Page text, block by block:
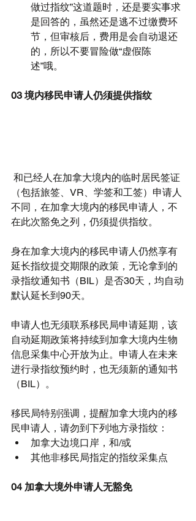
做过指纹”这道题时，还是要实事求
是回答的，虽然还是逃不过缴费环
节，但审核后，费用是会自动退还
的，所以不要冒险做“虚假陈
述”哦。
03 境内移民申请人仍须提供指纹
（包括旅签、VR、学签和工签）申请人
不同，在加拿大境内的移民申请人，不
在此次豁免之列，仍须提供指纹。
身在加拿大境内的移民申请人仍然享有
延长指纹提交期限的政策，无论拿到的
录指纹通知书（BIL）是否30天，均自动
默认延长到90天。
申请人也无须联系移民局申请延期，该
自动延期政策将持续到加拿大境内生物
信息采集中心开放为止。申请人在未来
进行录指纹预约时，也无须新的通知书
（BIL）。
移民局特别强调，提醒加拿大境内的移
民申请人，请勿到下列地方录指纹：
加拿大边境口岸，和/或
其他非移民局指定的指纹采集点
04 加拿大境外申请人无豁免